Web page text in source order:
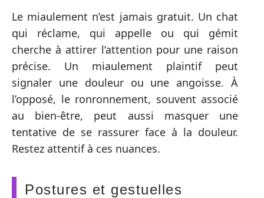
Le miaulement n’est jamais gratuit. Un chat
qui réclame, qui appelle ou qui gémit
cherche à attirer l’attention pour une raison
précise. Un miaulement plaintif peut
signaler une douleur ou une angoisse. À
l’opposé, le ronronnement, souvent associé
au bien-être, peut aussi masquer une
tentative de se rassurer face à la douleur.
Restez attentif à ces nuances.
Postures et gestuelles